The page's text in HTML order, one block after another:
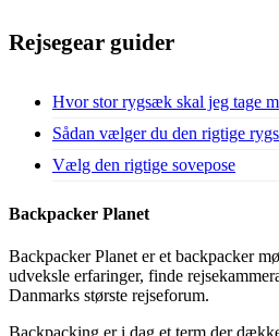
Rejsegear guider
Hvor stor rygsæk skal jeg tage
Sådan vælger du den rigtige
Vælg den rigtige sovepose
Backpacker Planet
Backpacker Planet er et backpacker
udveksle erfaringer, finde
Danmarks største rejseforum.